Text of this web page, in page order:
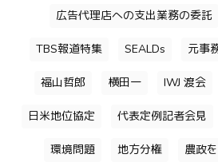
広告代理店への支出業務の委託
TBS報道特集 SEALDs 元事
福山哲郎 横田一 IWJ 渡会
日米地位協定 代表定例記者会見
環境問題 地方分権 農政